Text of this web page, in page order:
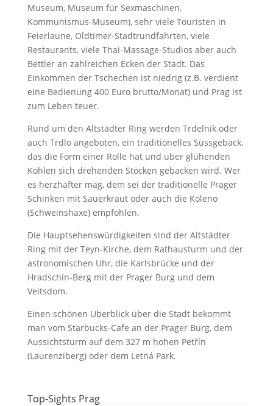
Museum, Museum für Sexmaschinen,
Kommunismus-Museum), sehr viele Touristen in
Feierlaune, Oldtimer-Stadtrundfahrten, viele
Restaurants, viele Thai-Massage-Studios aber auch
Bettler an zahlreichen Ecken der Stadt. Das
Einkommen der Tschechen ist niedrig (z.B. verdient
eine Bedienung 400 Euro brutto/Monat) und Prag ist
zum Leben teuer.
Rund um den Altstädter Ring werden Trdelnik oder
auch Trdlo angeboten, ein traditionelles Süssgebäck,
das die Form einer Rolle hat und über glühenden
Kohlen sich drehenden Stöcken gebacken wird. Wer
es herzhafter mag, dem sei der traditionelle Prager
Schinken mit Sauerkraut oder auch die Koleno
(Schweinshaxe) empfohlen.
Die Hauptsehenswürdigkeiten sind der Altstädter
Ring mit der Teyn-Kirche, dem Rathausturm und der
astronomischen Uhr, die Karlsbrücke und der
Hradschin-Berg mit der Prager Burg und dem
Veitsdom.
Einen schönen Überblick über die Stadt bekommt
man vom Starbucks-Cafe an der Prager Burg, dem
Aussichtsturm auf dem 327 m hohen Petřín
(Laurenziberg) oder dem Letná Park.
Top-Sights Prag